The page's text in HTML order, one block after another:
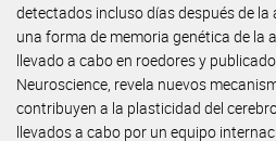
detectados incluso días después de
una forma de memoria genética de la
llevado a cabo en roedores y
Neuroscience, revela nuevos
contribuyen a la plasticidad del
llevados a cabo por un equipo